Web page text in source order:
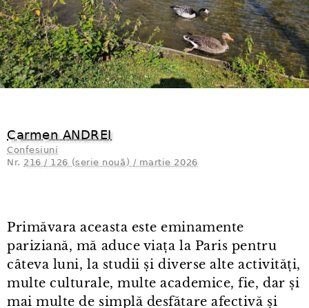
Carmen ANDREI
Confesiuni
Nr. 216 / 126 (serie nouă) / martie 2026
Primăvara aceasta este eminamente
pariziană, mă aduce viața la Paris pentru
câteva luni, la studii și diverse alte activități,
multe culturale, multe academice, fie, dar și
mai multe de simplă desfătare afectivă și